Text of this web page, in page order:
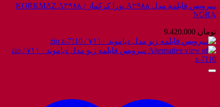
سرویس قابلمه مدل A۲۹۸۸ نورا کرکماز / KORKMAZ A۲۹۸۸
NORA
تومان